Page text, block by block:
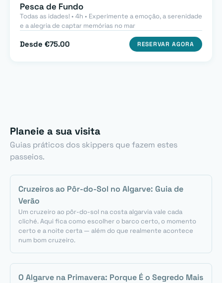
Pesca de Fundo
Todas as idades! • 4h • Experimente a emoção, a serenidade
e a alegria de captar memórias no mar
Desde €75.00 RESERVAR AGORA
Planeie a sua visita
Guias práticos dos skippers que fazem estes
passeios.
Cruzeiros ao Pôr-do-Sol no Algarve: Guia de
Verão
Um cruzeiro ao pôr-do-sol na costa algarvia vale cada
cliché. Aqui fica como escolher o barco certo, o momento
certo e a noite certa — além do que realmente acontece
num bom cruzeiro.
O Algarve na Primavera: Porque É o Segredo Mais